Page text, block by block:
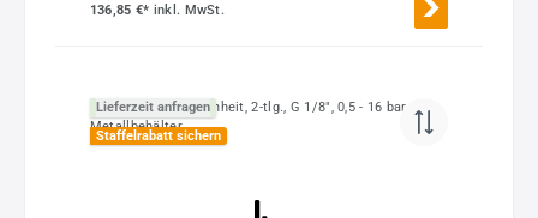
136,85 €* inkl. MwSt.
Lieferzeit anfragen
Staffelrabatt sichern